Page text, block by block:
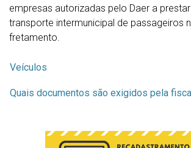
empresas autorizadas pelo Daer a
transporte intermunicipal de passageiros
fretamento.
Veículos
Quais documentos são exigidos pela